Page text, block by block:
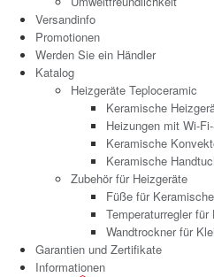
Versandinfo
Promotionen
Werden Sie ein Händler
Katalog
Heizgeräte Teploceramic
Keramische
Heizungen mit Wi-
Keramische
Keramische
Zubehör für Heizgeräte
Füße für
Temperaturregler für
Wandtrockner für
Garantien und Zertifikate
Informationen